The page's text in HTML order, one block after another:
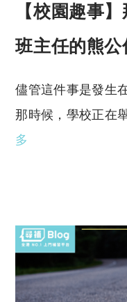
【校園趣事
班主任的熊
儘管這件事是發生
那時候，學校正在
多